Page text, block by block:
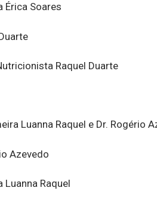
Soares
Raquel Duarte
Luanna Raquel e Dr. Rogério
Azevedo
Raquel